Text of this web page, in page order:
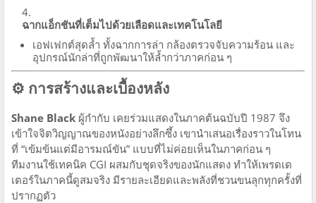
ฉากแอ็กชันที่เต็มไปด้วยเลือดและเทคโนโลยี
เอฟเฟกต์สุดล้ำ ทั้งฉากการล่า กล้องตรวจจับความร้อน และ
อุปกรณ์นักล่าที่ถูกพัฒนาให้ล้ำกว่าภาคก่อน ๆ
⚙️ การสร้างและเบื้องหลัง
Shane Black ผู้กำกับ เคยร่วมแสดงในภาคต้นฉบับปี 1987 จึง
เข้าใจจิตวิญญาณของหนังอย่างลึกซึ้ง เขานำเสนอเรื่องราวในโทน
ที่ “เข้มข้นแต่มีอารมณ์ขัน” แบบที่ไม่ค่อยเห็นในภาคก่อน ๆ
ทีมงานใช้เทคนิค CGI ผสมกับชุดจริงของนักแสดง ทำให้เพรดเด
เตอร์ในภาคนี้ดูสมจริง มีรายละเอียดและพลังที่ชวนขนลุกทุกครั้งที่
ปรากฏตัว